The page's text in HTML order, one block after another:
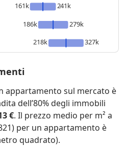
161k
241k
186k
279k
218k
327k
appartamento sul mercato è
dell’80% degli immobili
€. Il prezzo medio per m² a
per un appartamento è
quadrato).